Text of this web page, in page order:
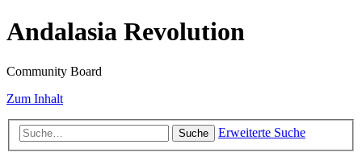
Andalasia Revolution
Community Board
Zum Inhalt
Suche Erweiterte Suche